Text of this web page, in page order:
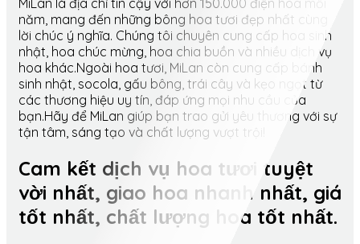
MiLan là địa chỉ tin cậy với hơn 150.000 điện hoa mỗi
năm, mang đến những bông hoa tươi đẹp nhất cùng
lời chúc ý nghĩa. Chúng tôi chuyên cung cấp hoa sinh
nhật, hoa chúc mừng, hoa chia buồn và nhiều dịch vụ
hoa khác.Ngoài hoa tươi, MiLan còn cung cấp bánh
sinh nhật, socola, gấu bông, trái cây và kẹo ngọt từ
các thương hiệu uy tín, đáp ứng mọi nhu cầu của
bạn.Hãy để MiLan giúp bạn trao gửi yêu thương với sự
tận tâm, sáng tạo và chất lượng vượt trội!
Cam kết dịch vụ hoa tươi tuyệt
vời nhất, giao hoa nhanh nhất, giá
tốt nhất, chất lượng hoa tốt nhất.